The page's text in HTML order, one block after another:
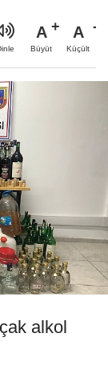
A
Büyüt
A
Küçült
alkol